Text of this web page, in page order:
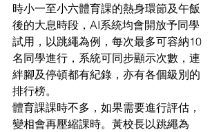
時小一至小六體育課的熱身環節及午飯
後的大息時段，AI系統均會開放予同學
試用，以跳繩為例，每次最多可容納10
名同學進行，系統可同步顯示次數，連
絆腳及停頓都有紀錄，亦有各個級別的
排行榜。
體育課課時不多，如果需要進行評估，
變相會再壓縮課時。黃校長以跳繩為